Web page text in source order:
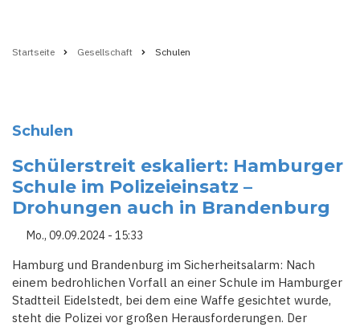
Startseite Gesellschaft Schulen
Schulen
Schülerstreit eskaliert: Hamburger
Schule im Polizeieinsatz –
Drohungen auch in Brandenburg
Mo., 09.09.2024 - 15:33
Hamburg und Brandenburg im Sicherheitsalarm: Nach
einem bedrohlichen Vorfall an einer Schule im Hamburger
Stadtteil Eidelstedt, bei dem eine Waffe gesichtet wurde,
steht die Polizei vor großen Herausforderungen. Der